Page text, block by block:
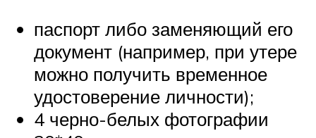
паспорт либо заменяющий его
документ (например, при утере
можно получить временное
удостоверение личности);
4 черно-белых фотографии